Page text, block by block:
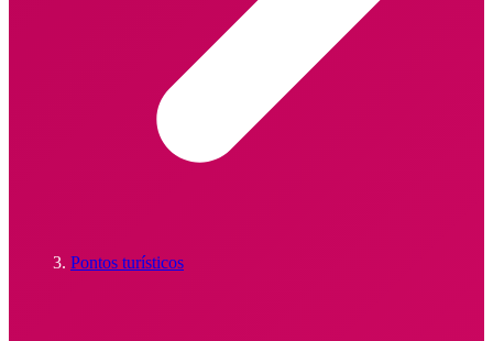
Pontos turísticos